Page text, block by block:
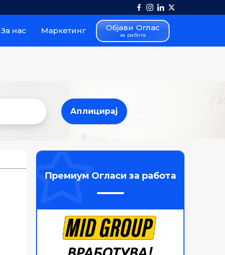
За нас Маркетинг Објави Оглас
за работа
Аплицирај
Аплицирај
Премиум Огласи за работа